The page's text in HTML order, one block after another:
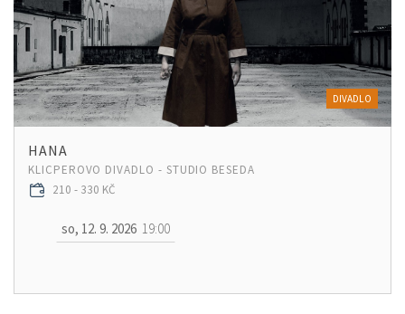
DIVADLO
HANA
KLICPEROVO DIVADLO - STUDIO BESEDA
210 - 330 KČ
so, 12. 9. 2026 19:00